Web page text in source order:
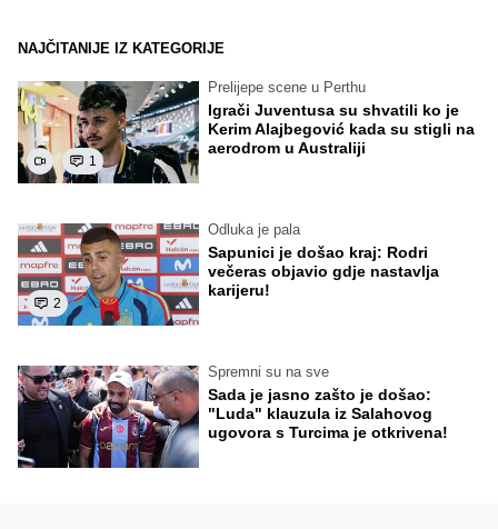
NAJČITANIJE IZ KATEGORIJE
1
Prelijepe scene u Perthu
Igrači Juventusa su shvatili ko je
Kerim Alajbegović kada su stigli na
aerodrom u Australiji
2
Odluka je pala
Sapunici je došao kraj: Rodri
večeras objavio gdje nastavlja
karijeru!
Spremni su na sve
Sada je jasno zašto je došao:
"Luda" klauzula iz Salahovog
ugovora s Turcima je otkrivena!